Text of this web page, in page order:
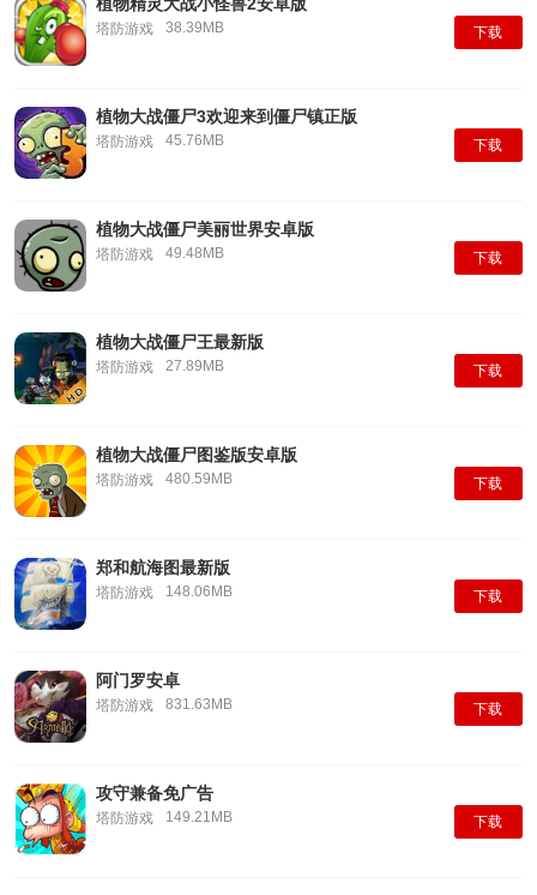
塔防游戏 38.39MB 下载
植物大战僵尸3欢迎来到僵尸镇正版
塔防游戏 45.76MB 下载
植物大战僵尸美丽世界安卓版
塔防游戏 49.48MB 下载
植物大战僵尸王最新版
塔防游戏 27.89MB 下载
植物大战僵尸图鉴版安卓版
塔防游戏 480.59MB 下载
郑和航海图最新版
塔防游戏 148.06MB 下载
阿门罗安卓
塔防游戏 831.63MB 下载
攻守兼备免广告
塔防游戏 149.21MB 下载